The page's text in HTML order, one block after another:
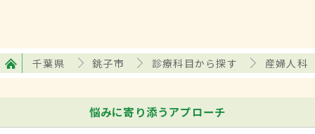
千葉県 銚子市 診療科目から探す 産婦人科
悩みに寄り添うアプローチ